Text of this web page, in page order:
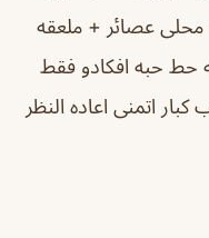
محلى عصائر + ملعقه
حط حبه افكادو فقط
ماذكرت طبعا ل 2 اكواب كبار اتمنى اعاده النظر